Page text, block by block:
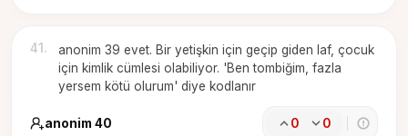
41 .
anonim 39 evet. Bir yetişkin için geçip giden laf, çocuk
için kimlik cümlesi olabiliyor. 'Ben tombiğim, fazla
yersem kötü olurum' diye kodlanır
anonim 40 0 0